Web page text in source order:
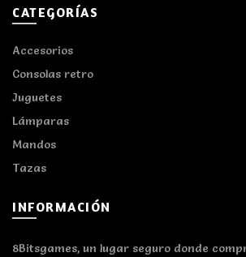
CATEGORÍAS
Accesorios
Consolas retro
Juguetes
Lámparas
Mandos
Tazas
INFORMACIÓN
8Bitsgames, un lugar seguro donde